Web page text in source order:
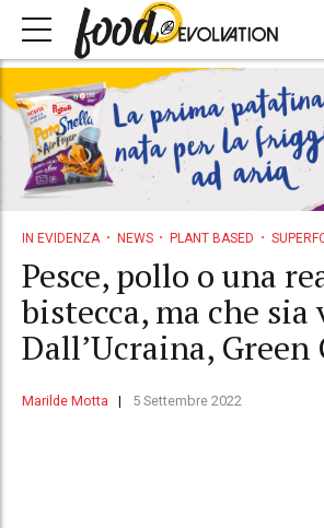
IN EVIDENZA NEWS PLANT BASED
Pesce, pollo o una
bistecca, ma che sia
Dall’Ucraina, Green
Marilde Motta 5 Settembre 2022